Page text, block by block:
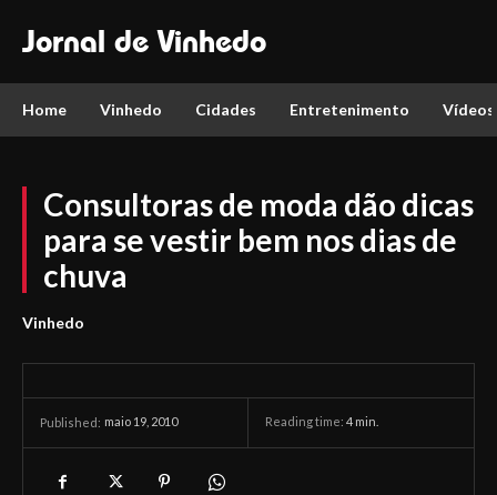
Jornal de Vinhedo
Home Vinhedo Cidades Entretenimento Vídeos
Consultoras de moda dão dicas
para se vestir bem nos dias de
chuva
Vinhedo
Published: maio 19, 2010 Reading time: 4 min.